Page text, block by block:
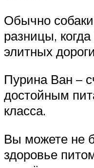
Обычно
разницы,
элитных
Пурина Ван –
достойным
класса.
Вы можете не
здоровье